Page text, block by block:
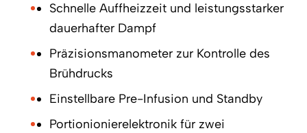
Schnelle Auffheizzeit und leistungsstarker
dauerhafter Dampf
Präzisionsmanometer zur Kontrolle des
Brühdrucks
Einstellbare Pre-Infusion und Standby
Portionionierelektronik für zwei